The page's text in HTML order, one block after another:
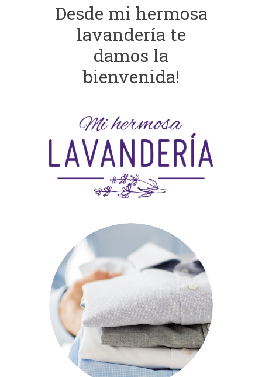
Desde mi hermosa
lavandería te
damos la
bienvenida!